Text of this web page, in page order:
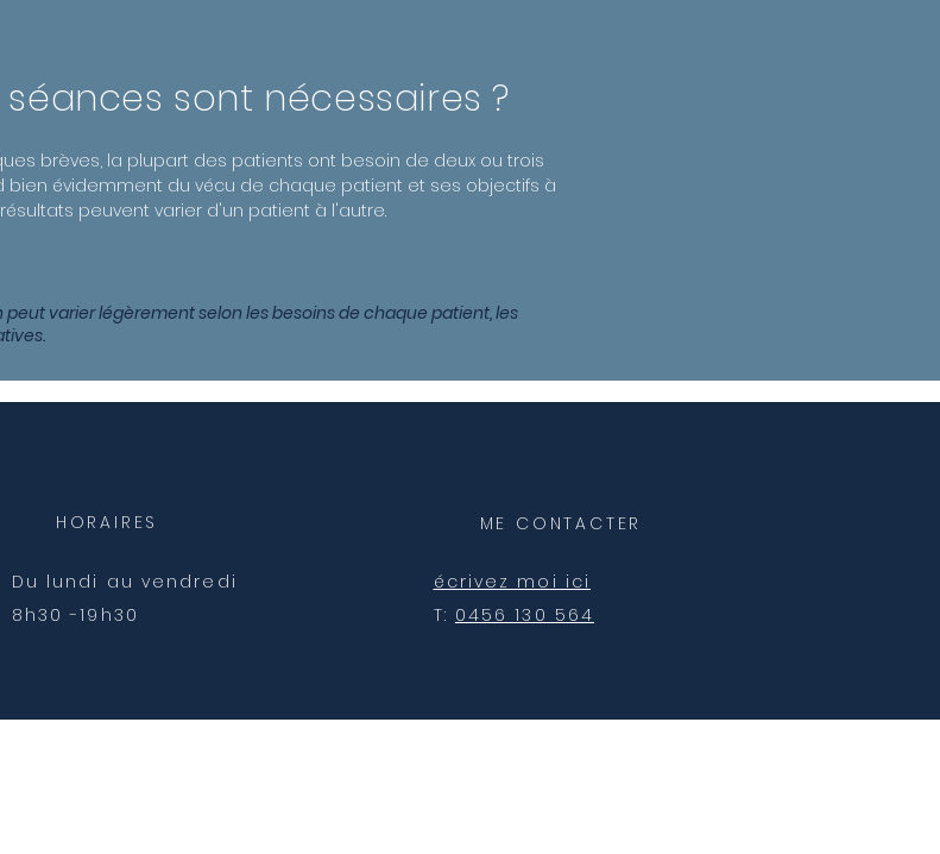
sont nécessaires ?
brèves, la plupart des patients ont besoin de deux ou trois
bien évidemment du vécu de chaque patient et ses objectifs à
peuvent varier d'un patient à l'autre.
varier légèrement selon les besoins de chaque patient, les
HORAIRES
Du lundi au vendredi
8h30 -19h30
ME CONTACTER
écrivez moi ici
T: 0456 130 564